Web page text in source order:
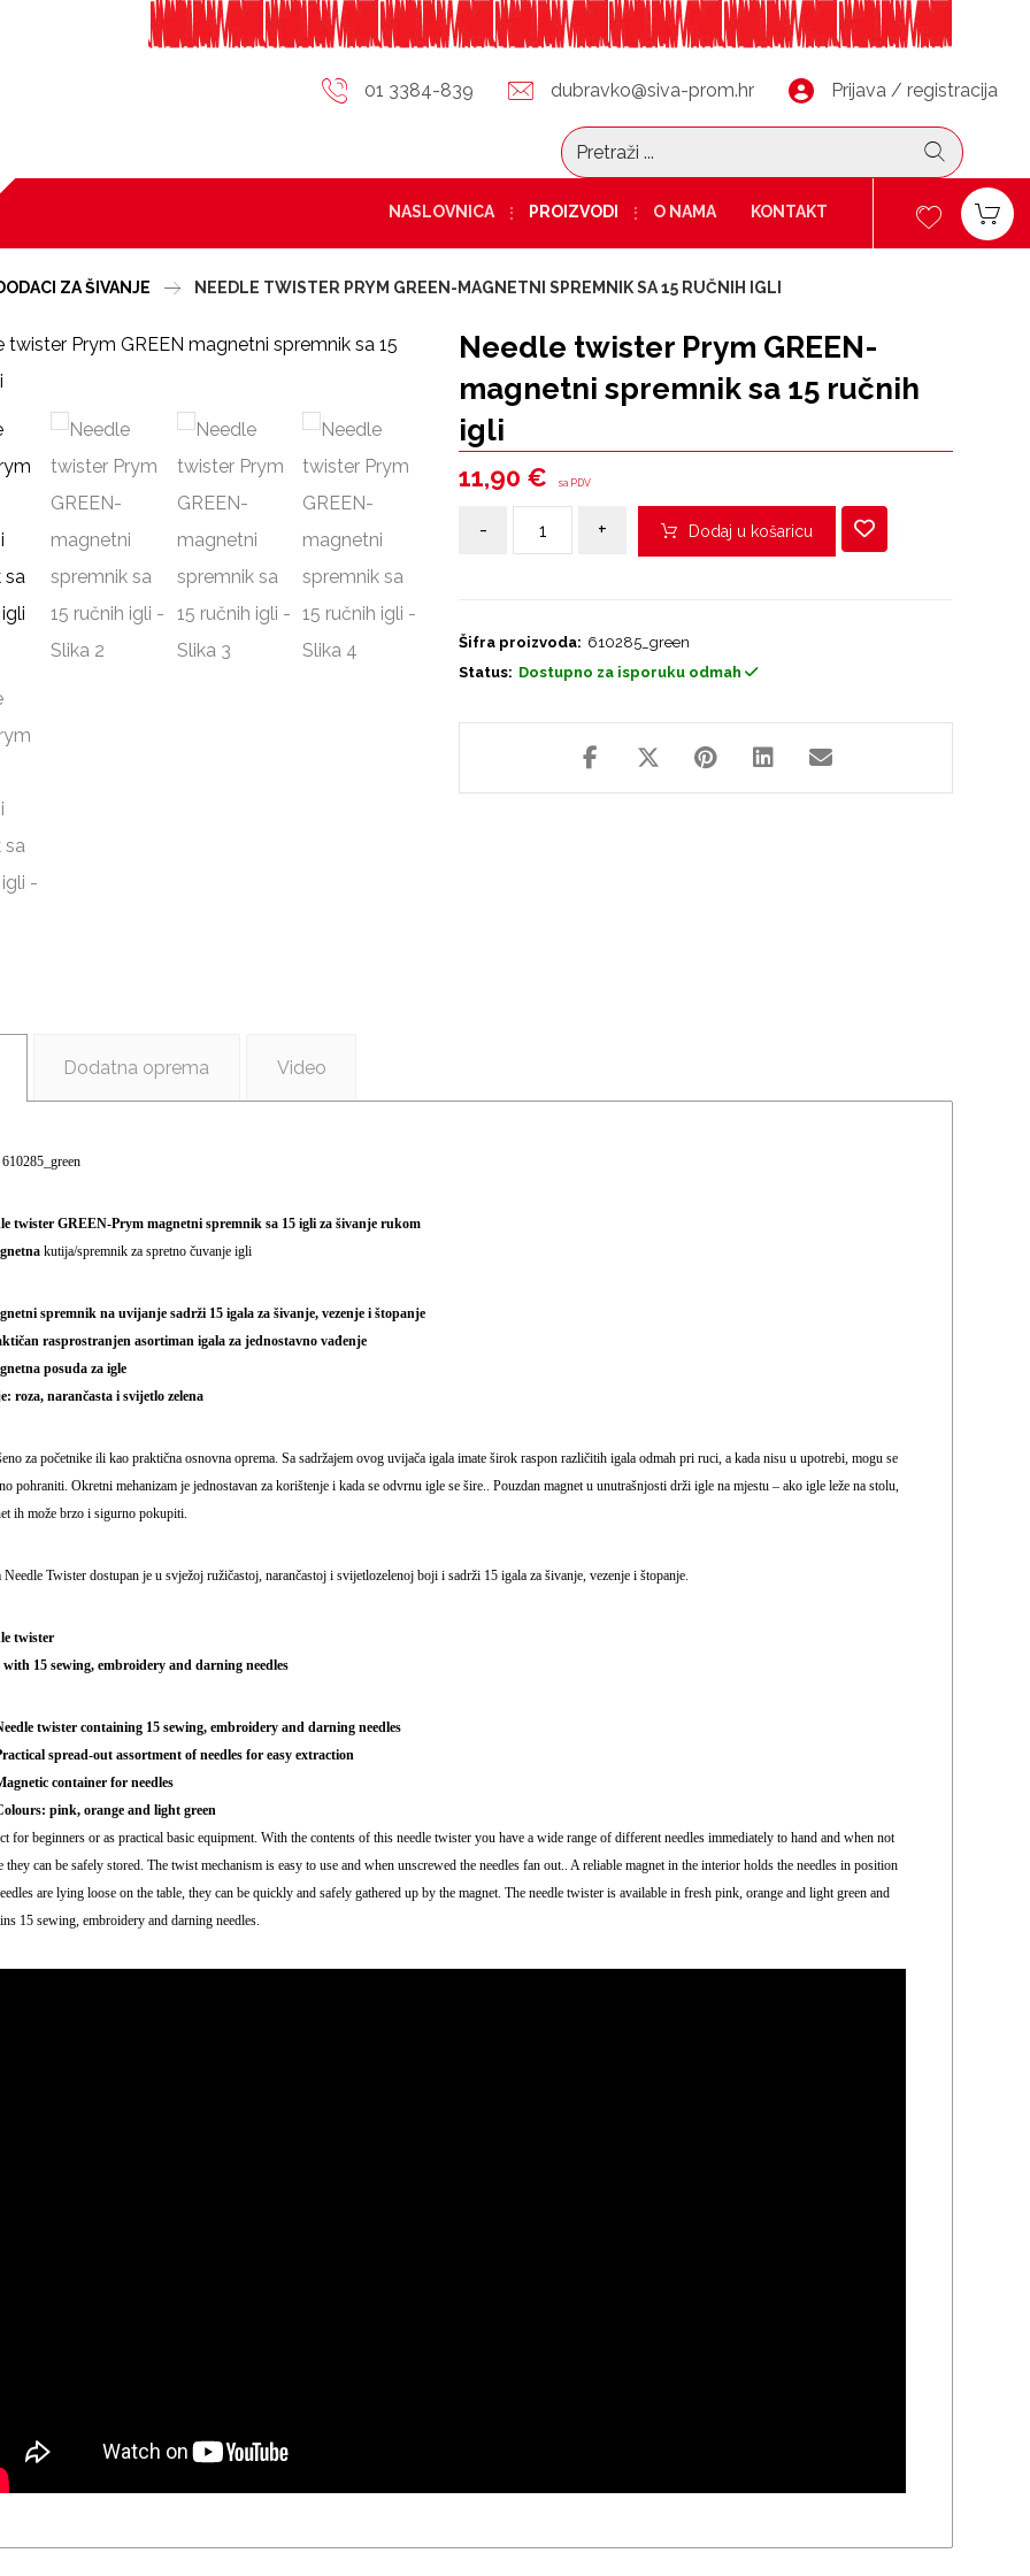
Prijava / registracija
dubravko@siva-prom.hr
01 3384-839
NASLOVNICA PROIZVODI O NAMA KONTAKT
ZA ŠIVANJE NEEDLE TWISTER PRYM GREEN-MAGNETNI SPREMNIK SA 15 RUČNIH IGLI
Needle twister Prym GREEN-
magnetni spremnik sa 15 ručnih
igli
11,90 € sa PDV
- + Dodaj u košaricu
Šifra proizvoda: 610285_green
Status: Dostupno za isporuku odmah
Dodatna oprema Video
twister GREEN-Prym magnetni spremnik sa 15 igli za šivanje rukom
kutija/spremnik za spretno čuvanje igli
spremnik na uvijanje sadrži 15 igala za šivanje, vezenje i štopanje
rasprostranjen asortiman igala za jednostavno vađenje
posuda za igle
roza, narančasta i svijetlo zelena
za početnike ili kao praktična osnovna oprema. Sa sadržajem ovog uvijača igala imate širok raspon različitih igala odmah pri ruci, a kada nisu u upotrebi, mogu se
pohraniti. Okretni mehanizam je jednostavan za korištenje i kada se odvrnu igle se šire.. Pouzdan magnet u unutrašnjosti drži igle na mjestu – ako igle leže na stolu,
ih može brzo i sigurno pokupiti.
Needle Twister dostupan je u svježoj ružičastoj, narančastoj i svijetlozelenoj boji i sadrži 15 igala za šivanje, vezenje i štopanje.
twister
15 sewing, embroidery and darning needles
twister containing 15 sewing, embroidery and darning needles
spread-out assortment of needles for easy extraction
container for needles
pink, orange and light green
for beginners or as practical basic equipment. With the contents of this needle twister you have a wide range of different needles immediately to hand and when not
they can be safely stored. The twist mechanism is easy to use and when unscrewed the needles fan out.. A reliable magnet in the interior holds the needles in position
are lying loose on the table, they can be quickly and safely gathered up by the magnet. The needle twister is available in fresh pink, orange and light green and
15 sewing, embroidery and darning needles.